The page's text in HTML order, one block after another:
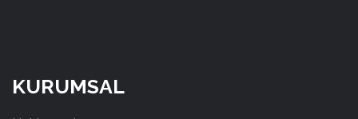
KURUMSAL